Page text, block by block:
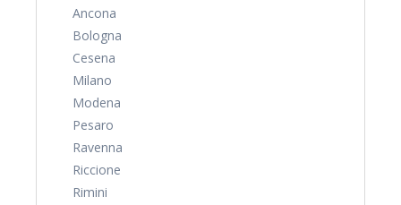
Ancona
Bologna
Cesena
Milano
Modena
Pesaro
Ravenna
Riccione
Rimini